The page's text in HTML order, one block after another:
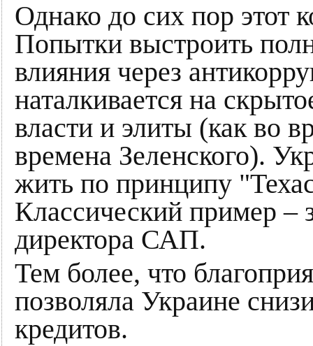
Однако до сих пор этот
Попытки выстроить
влияния через
наталкивается на
власти и элиты (как во
времена Зеленского).
жить по принципу
Классический пример –
директора САП.
Тем более, что
позволяла Украине
кредитов.